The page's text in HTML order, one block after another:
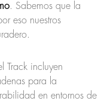
. Sabemos que la
eso nuestros
Track incluyen
para la
en entornos de